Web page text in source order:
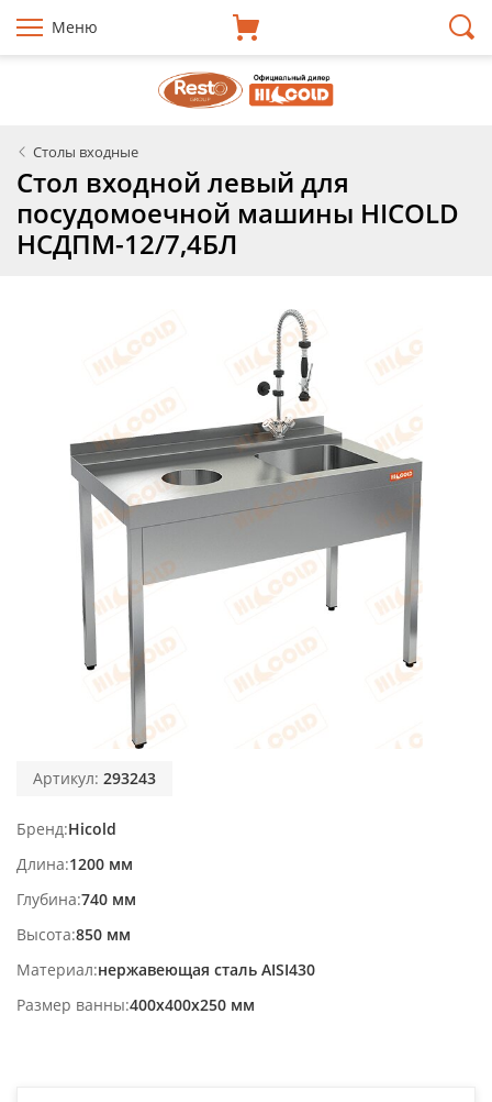
Меню
Столы входные
Стол входной левый для
посудомоечной машины HICOLD
НСДПМ-12/7,4БЛ
Артикул: 293243
Бренд Hicold
Длина 1200 мм
Глубина 740 мм
Высота 850 мм
Материал нержавеющая сталь AISI430
Размер ванны 400х400х250 мм